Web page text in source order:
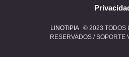
LINOTIPIA© 2023 TODOS
RESERVADOS / SOPORTE